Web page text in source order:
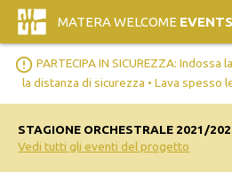
MATERA WELCOME EVENTS
error_outline PARTECIPA IN SICUREZZA: Indossa
la distanza di sicurezza • Lava spesso
STAGIONE ORCHESTRALE 2021/
Vedi tutti gli eventi del progetto